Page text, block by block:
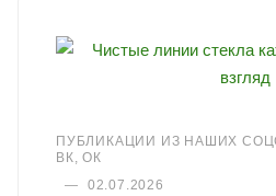
ПУБЛИКАЦИИ ИЗ НАШИХ
ВК, ОК
—
02.07.2026